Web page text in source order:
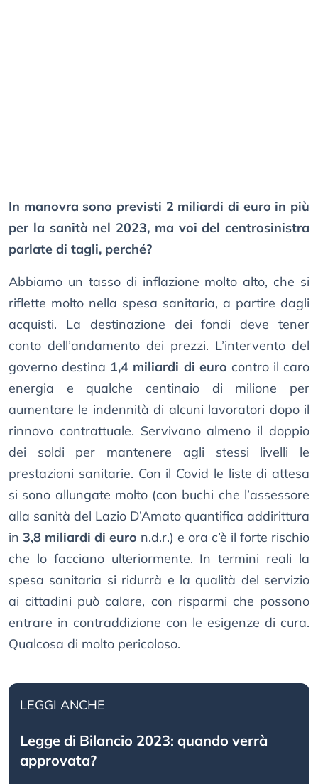
In manovra sono previsti 2 miliardi di euro in più
per la sanità nel 2023, ma voi del centrosinistra
parlate di tagli, perché?
Abbiamo un tasso di inflazione molto alto, che si
riflette molto nella spesa sanitaria, a partire dagli
acquisti. La destinazione dei fondi deve tener
conto dell’andamento dei prezzi. L’intervento del
governo destina 1,4 miliardi di euro contro il caro
energia e qualche centinaio di milione per
aumentare le indennità di alcuni lavoratori dopo il
rinnovo contrattuale. Servivano almeno il doppio
dei soldi per mantenere agli stessi livelli le
prestazioni sanitarie. Con il Covid le liste di attesa
si sono allungate molto (con buchi che l’assessore
alla sanità del Lazio D’Amato quantifica addirittura
in 3,8 miliardi di euro n.d.r.) e ora c’è il forte rischio
che lo facciano ulteriormente. In termini reali la
spesa sanitaria si ridurrà e la qualità del servizio
ai cittadini può calare, con risparmi che possono
entrare in contraddizione con le esigenze di cura.
Qualcosa di molto pericoloso.
LEGGI ANCHE
Legge di Bilancio 2023: quando verrà
approvata?